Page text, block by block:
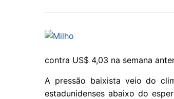
contra US$ 4,03 na semana
A pressão baixista veio do
estadunidenses abaixo do